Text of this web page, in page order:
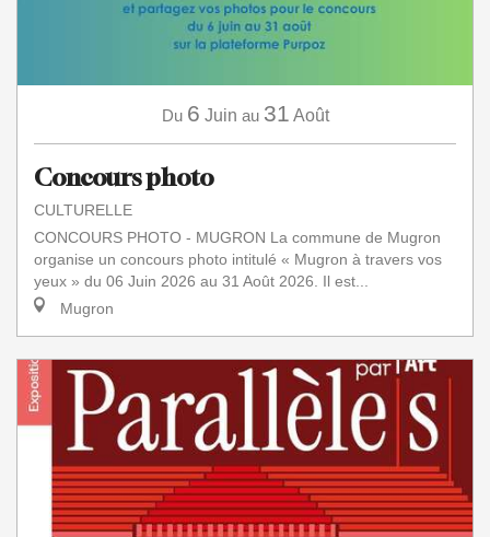
Du 6 Juin au 31 Août
Concours photo
CULTURELLE
CONCOURS PHOTO - MUGRON La commune de Mugron
organise un concours photo intitulé « Mugron à travers vos
yeux » du 06 Juin 2026 au 31 Août 2026. Il est...
Mugron